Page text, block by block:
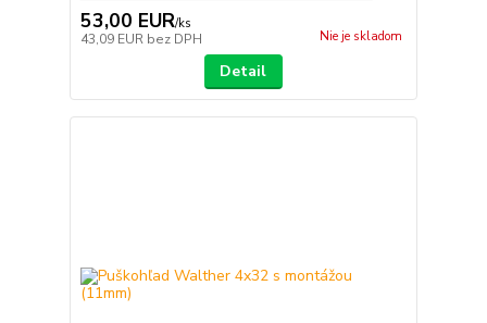
53,00 EUR/ks
43,09 EUR bez DPH Nie je skladom
Detail